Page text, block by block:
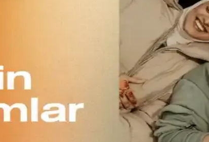
kadar farklı durumlar için kıyafet ve aksesuar seçimi,
Kriterler
Doğru kıyafet hem estetik hem de konfor sağlar, kişisel
Kapsamlı İnceleme
Temaya uygun, mevsimsel ve bütçeye uygun
Kalitesi ve Kombinasyon Önerileri
kalitesi, vücut tipine uygun kombinler ve özel günler için